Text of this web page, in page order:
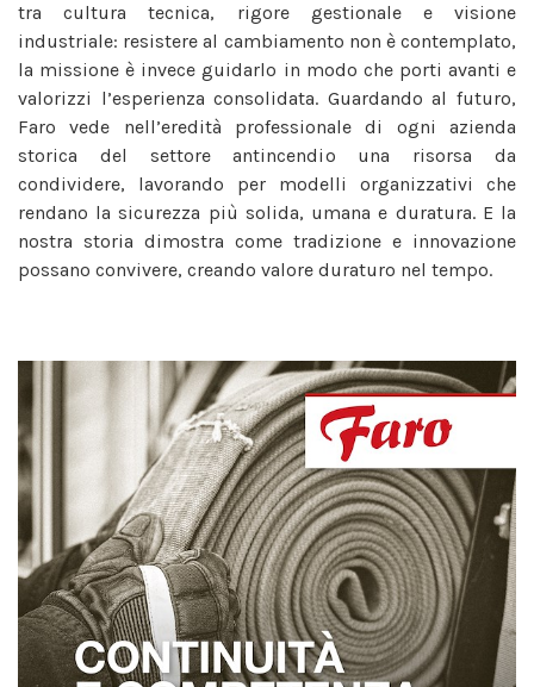
tra cultura tecnica, rigore gestionale e visione
industriale: resistere al cambiamento non è contemplato,
la missione è invece guidarlo in modo che porti avanti e
valorizzi l’esperienza consolidata. Guardando al futuro,
Faro vede nell’eredità professionale di ogni azienda
storica del settore antincendio una risorsa da
condividere, lavorando per modelli organizzativi che
rendano la sicurezza più solida, umana e duratura. E la
nostra storia dimostra come tradizione e innovazione
possano convivere, creando valore duraturo nel tempo.